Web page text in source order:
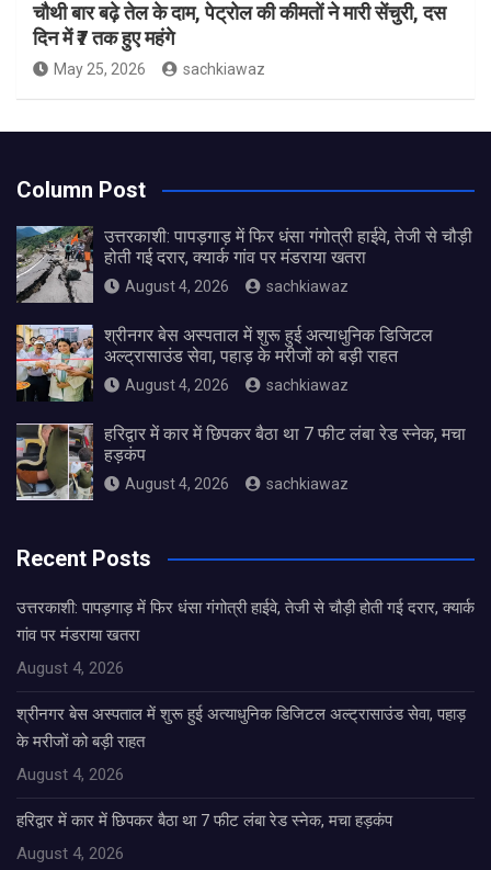
चौथी बार बढ़े तेल के दाम, पेट्रोल की कीमतों ने मारी सेंचुरी, दस
दिन में ₹7 तक हुए महंगे
May 25, 2026 sachkiawaz
Column Post
उत्तरकाशी: पापड़गाड़ में फिर धंसा गंगोत्री हाईवे, तेजी से चौड़ी
होती गई दरार, क्यार्क गांव पर मंडराया खतरा
August 4, 2026 sachkiawaz
श्रीनगर बेस अस्पताल में शुरू हुई अत्याधुनिक डिजिटल
अल्ट्रासाउंड सेवा, पहाड़ के मरीजों को बड़ी राहत
August 4, 2026 sachkiawaz
हरिद्वार में कार में छिपकर बैठा था 7 फीट लंबा रेड स्नेक, मचा
हड़कंप
August 4, 2026 sachkiawaz
Recent Posts
उत्तरकाशी: पापड़गाड़ में फिर धंसा गंगोत्री हाईवे, तेजी से चौड़ी होती गई दरार, क्यार्क
गांव पर मंडराया खतरा
August 4, 2026
श्रीनगर बेस अस्पताल में शुरू हुई अत्याधुनिक डिजिटल अल्ट्रासाउंड सेवा, पहाड़
के मरीजों को बड़ी राहत
August 4, 2026
हरिद्वार में कार में छिपकर बैठा था 7 फीट लंबा रेड स्नेक, मचा हड़कंप
August 4, 2026